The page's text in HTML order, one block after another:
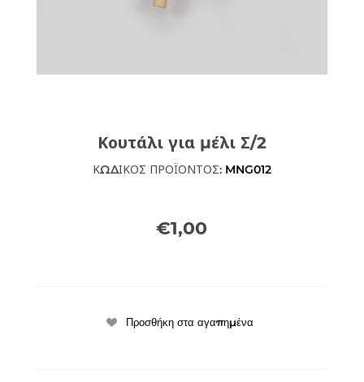
Κουτάλι για μέλι Σ/2
ΚΩΔΙΚΟΣ ΠΡΟΪΟΝΤΟΣ: MNG012
€1,00